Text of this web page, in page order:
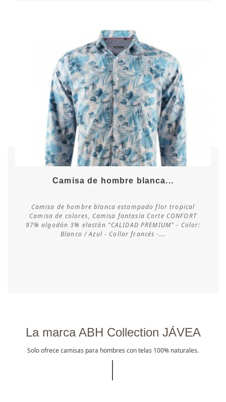
Consultar disponibilidad
Camisa de hombre blanca...
Camisa de hombre blanca estampado flor tropical
Camisa de colores, Camisa fantasía Corte CONFORT
97% algodón 3% elastán "CALIDAD PREMIUM" - Color:
Blanco / Azul - Collar francés -...
La marca ABH Collection JÁVEA
Solo ofrece camisas para hombres con telas 100% naturales.